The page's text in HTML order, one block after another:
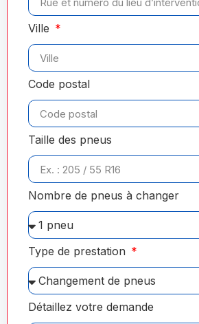
Ville
Code postal
Taille des pneus
Nombre de pneus à changer
Type de prestation
Détaillez votre demande